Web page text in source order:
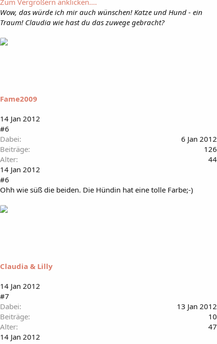
Zum Vergrößern anklicken....
Wow, das würde ich mir auch wünschen! Katze und Hund - ein
Traum! Claudia wie hast du das zuwege gebracht?
Fame2009
14 Jan 2012
#6
Dabei
6 Jan 2012
Beiträge
126
Alter
44
14 Jan 2012
#6
Ohh wie süß die beiden. Die Hündin hat eine tolle Farbe;-)
Claudia & Lilly
14 Jan 2012
#7
Dabei
13 Jan 2012
Beiträge
10
Alter
47
14 Jan 2012